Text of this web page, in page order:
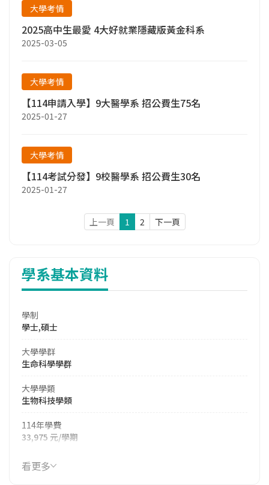
大學考情
2025高中生最愛 4大好就業隱藏版黃金科系
2025-03-05
大學考情
【114申請入學】9大醫學系 招公費生75名
2025-01-27
大學考情
【114考試分發】9校醫學系 招公費生30名
2025-01-27
上一頁 1 2 下一頁
學系基本資料
學制
學士,碩士
大學學群
生命科學學群
大學學類
生物科技學類
114年學費
33,975 元/學期
114年雜費
14,874 元/學期
看更多